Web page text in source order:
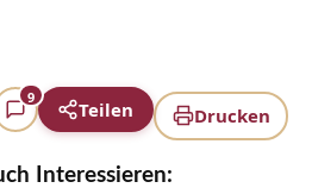
Drucken
9
Teilen
Interessieren: